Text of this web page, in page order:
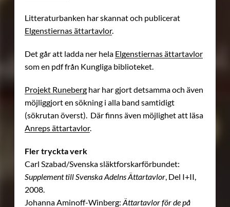
Litteraturbanken har skannat och publicerat
Elgenstiernas ättartavlor.
Det går att ladda ner hela Elgenstiernas ättartavlor
som en pdf från Kungliga biblioteket.
Projekt Runeberg har har gjort detsamma och även
möjliggjort en sökning i alla band samtidigt
(sökrutan överst). Där finns även möjlighet att läsa
Anreps ättartavlor.
Fler tryckta verk
Carl Szabad/Svenska släktforskarförbundet:
Supplement till Svenska Adelns Ättartavlor, Del I+II,
2008.
Johanna Aminoff-Winberg: Ättartavlor för de på